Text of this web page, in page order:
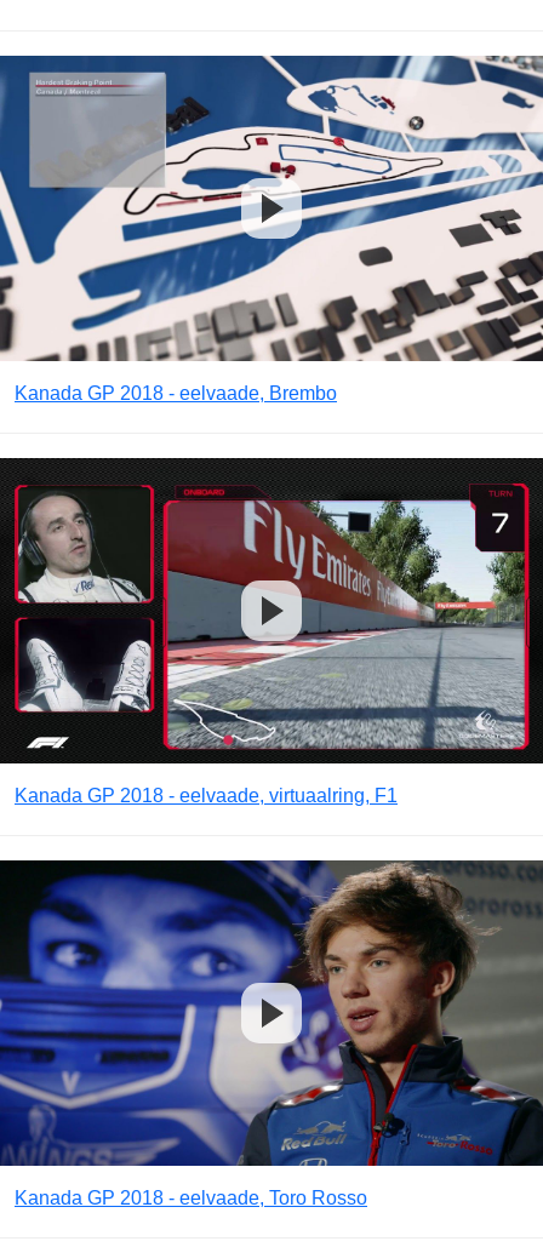
Kanada GP 2018 - eelvaade, Brembo
Kanada GP 2018 - eelvaade, virtuaalring, F1
Kanada GP 2018 - eelvaade, Toro Rosso